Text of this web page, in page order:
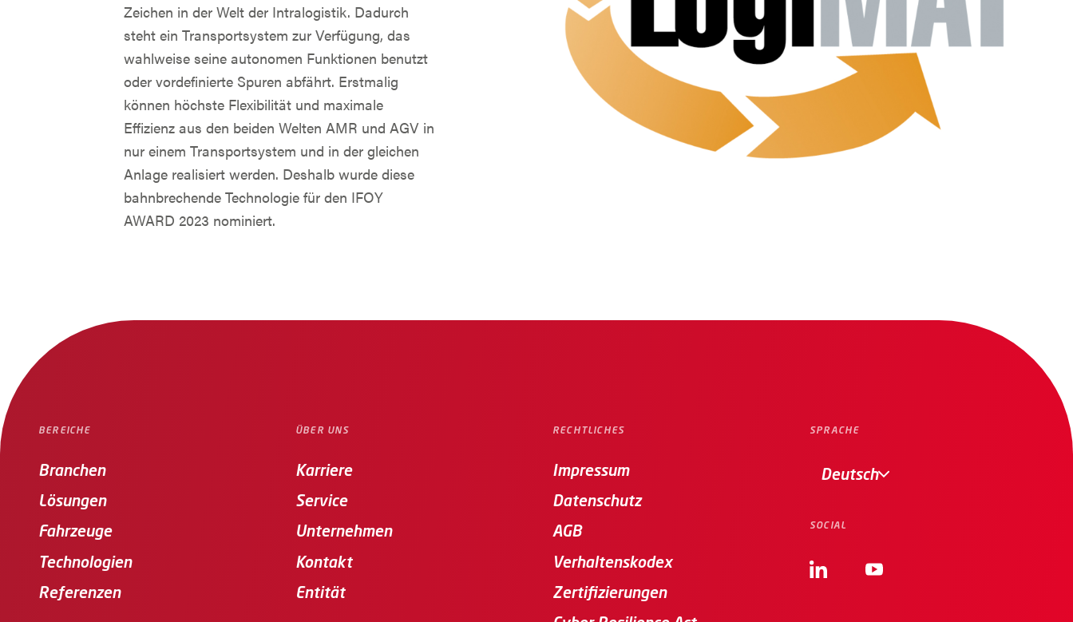
Zeichen in der Welt der Intralogistik. Dadurch
steht ein Transportsystem zur Verfügung, das
wahlweise seine autonomen Funktionen benutzt
oder vordefinierte Spuren abfährt. Erstmalig
können höchste Flexibilität und maximale
Effizienz aus den beiden Welten AMR und AGV in
nur einem Transportsystem und in der gleichen
Anlage realisiert werden. Deshalb wurde diese
bahnbrechende Technologie für den IFOY
AWARD 2023 nominiert.
SPRACHE
Deutsch
SOCIAL
BEREICHE
Branchen
Lösungen
Fahrzeuge
Technologien
Referenzen
ÜBER UNS
Karriere
Service
Unternehmen
Kontakt
Entität
RECHTLICHES
Impressum
Datenschutz
AGB
Verhaltenskodex
Zertifizierungen